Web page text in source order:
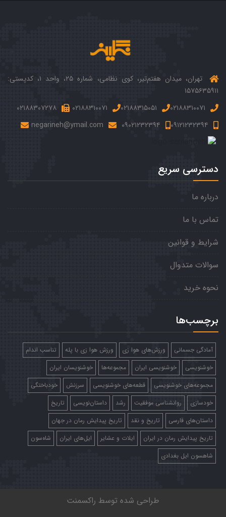
تهران، میدان هفتم‌‌تیر، کوی نظامی، شماره ۲۵، واحد ۱، کدپستی:
۱۵۷۵۶۳۵۹۱۱
۰۲۱۸۸۳۱۰۰۷۱
۰۲۱۸۸۳۱۵۰۵۱ ۰۲۱۸۸۳۱۰۰۷۱
۰۲۱۸۸۳۰۷۲۷۸
۰۹۱۲۱۲۳۲۳۹۴
۰۹۰۲۱۲۳۲۳۹۴ negarineh@ymail.com
دسترسی سریع
درباره ما
تماس با ما
شرایط و قوانین
سوالات متدوال
نحوه خرید
برچسب‌ها
آمادگی جسمانی ورزش‌های هوا زی ورزش هوا زی با پله
تناسب اندام
خوشنویسی
خوشنویسی ایران مجموعه‌ها
خوشنویسان ایران
مجموعه‌های خوشنویسی
قطعه‌های خوشنویسی سرزنش
خودباختگی
خودسازی
روانشناسی موفقیت رشد داستان‌نویسی
تاریخ
داستان‌های فارسی
تاریخ و نقد
تاریخ پیدایش رمان در جهان
تاریخ پیدایش رمان در ایران
ایلات و عشایر ایل‌های ایران
شاه‌سون
شاهسون ایل بغدادی
طراحی شده توسط راکسمنت